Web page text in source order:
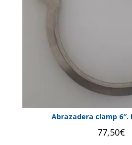
Abrazadera clamp 6″.
77,50€